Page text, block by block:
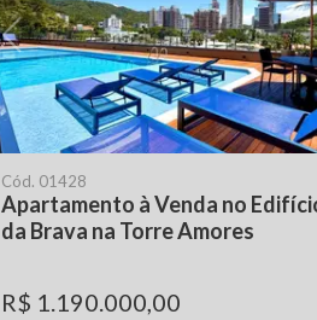
Cód. 01428
Apartamento à Venda no
da Brava na Torre Amores
R$ 1.190.000,00